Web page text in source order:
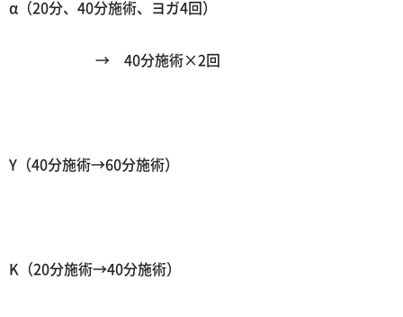
α （20分、 40分施術、ヨガ4回）
→ 40分施術×2 回
Y （40分施術→60分施術）
K （20分施術→40分施術）